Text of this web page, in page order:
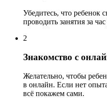
Убедитесь, что
проводить занятия за
2
Знакомство с
Желательно, чтобы
в онлайн. Если нет
всё покажем сами.